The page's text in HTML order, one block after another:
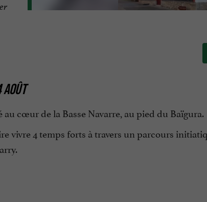
cœur de la Basse Navarre, au pied du Baïgura.
vivre 4 temps forts à travers un parcours